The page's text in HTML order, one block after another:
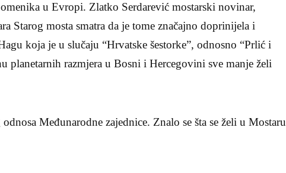
u Evropi. Zlatko Serdarević mostarski novinar,
Starog mosta smatra da je tome značajno doprinijela i
koja je u slučaju “Hrvatske šestorke”, odnosno “Prlić i
planetarnih razmjera u Bosni i Hercegovini sve manje želi
Međunarodne zajednice. Znalo se šta se želi u Mostaru